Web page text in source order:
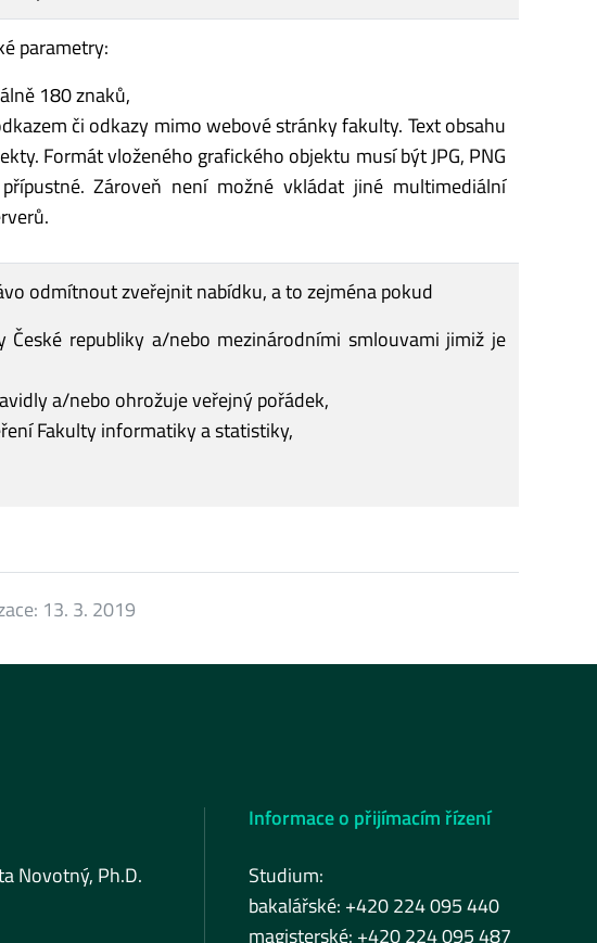
parametry:
180 znaků,
či odkazy mimo webové stránky fakulty. Text obsahu
Formát vloženého grafického objektu musí být JPG, PNG
Zároveň není možné vkládat jiné multimediální
odmítnout zveřejnit nabídku, a to zejména pokud
republiky a/nebo mezinárodními smlouvami jimiž je
a/nebo ohrožuje veřejný pořádek,
Fakulty informatiky a statistiky,
13. 3. 2019
Novotný, Ph.D.
Informace o přijímacím řízení
Studium:
bakalářské: +420 224 095 440
magisterské: +420 224 095 487